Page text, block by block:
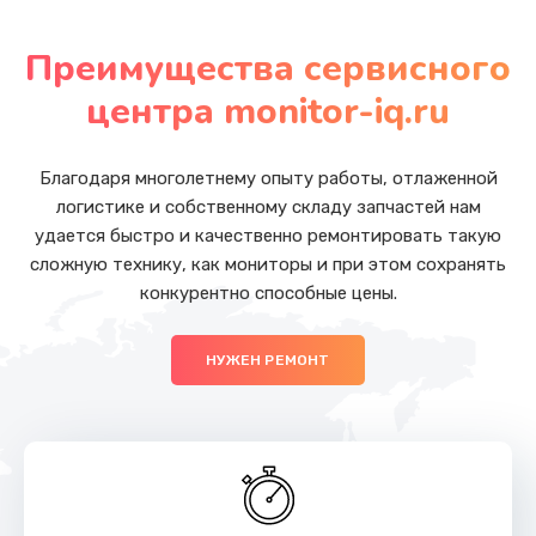
Заказать
от 1090 руб.
Заказать
Замена USB порта
Заказать
Заказать
Преимущества сервисного
центра monitor-iq.ru
Благодаря многолетнему опыту работы, отлаженной
логистике и собственному складу запчастей нам
удается быстро и качественно ремонтировать такую
сложную технику, как мониторы и при этом сохранять
конкурентно способные цены.
НУЖЕН РЕМОНТ